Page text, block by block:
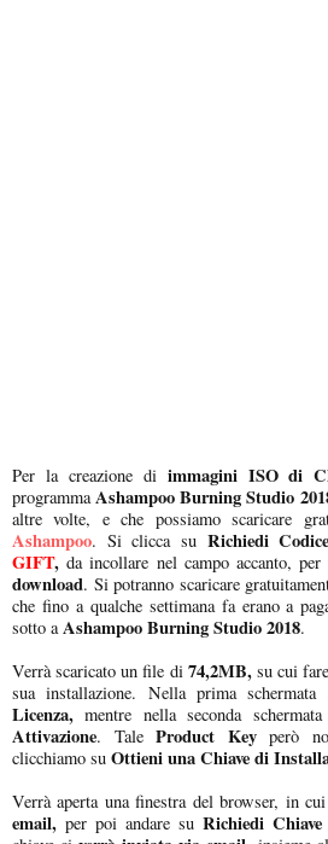
Per la creazione di immagini ISO di
programmaAshampoo Burning Studio
altre volte, e che possiamo scaricare
Ashampoo. Si clicca su Richiedi Codice
GIFT, da incollare nel campo accanto,
download. Si potranno scaricare
che fino a qualche settimana fa erano a
sotto aAshampoo Burning Studio 2018.
Verrà scaricato un file di74,2MB,su cui
sua installazione. Nella prima
Licenza, mentre nella seconda
Attivazione. TaleProduct Keyperò
clicchiamo su Ottieni una Chiave di
Verrà aperta una finestra del browser, in
email, per poi andare su Richiedi